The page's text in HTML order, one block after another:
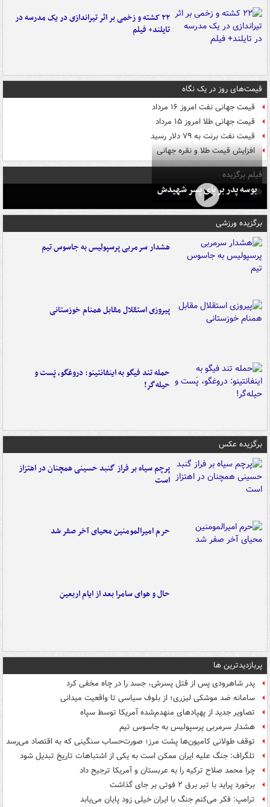
۲۲ کشته و زخمی بر اثر تیراندازی در یک مدرسه در
تایلند+ فیلم
قیمت‌های روز در یک نگاه
قیمت جهانی نفت امروز ۱۶ مرداد
قیمت جهانی طلا امروز ۱۵ مرداد
قیمت نفت برنت به ۷۹ دلار رسید
افزایش قیمت طلا و نقره جهانی
فیلم برگزیده
بوسه‌ پدر بر پای پسر شهیدش
برگزیده ورزشی
هشدار سرمربی پرسپولیس به جاسوس تیم
پیروزی استقلال مقابل همنام خوزستانی
حمله تند فیگو به اینفانتینو: دروغگو، پَست‌ و
حیله‌گر!
برگزیده عکس
پرچم سیاه بر فراز گنبد حسینی همچنان در اهتزاز
است
حرم امیرالمومنین محیای آخر صفر شد
حال و هوای سامرا بعد از ایام اربعین
پربازدیدترین ها
پدر شاهرودی پس از قتل پسرش، جسد را در چاه مخفی کرد
سامانه ضد موشکی لیزری؛ از بلوف سیاسی تا واقعیت میدانی
تصاویر جدید از پهپادهای منهدم‌شده آمریکا توسط سپاه
هشدار سرمربی پرسپولیس به جاسوس تیم
توقف طولانی کامیون‌ها پشت مرز؛ صورت‌حساب سنگینی که به اقتصاد می‌رسد
تلگراف: جنگ علیه ایران ممکن است به یکی از اشتباهات تاریخ تبدیل شود
چرا محمد صلاح ترکیه را به عربستان و آمریکا ترجیح داد
برخورد پراید با تیر برق ۲ فوتی بر جای گذاشت
ترامپ: فکر می‌کنم جنگ با ایران خیلی زود پایان می‌یابد